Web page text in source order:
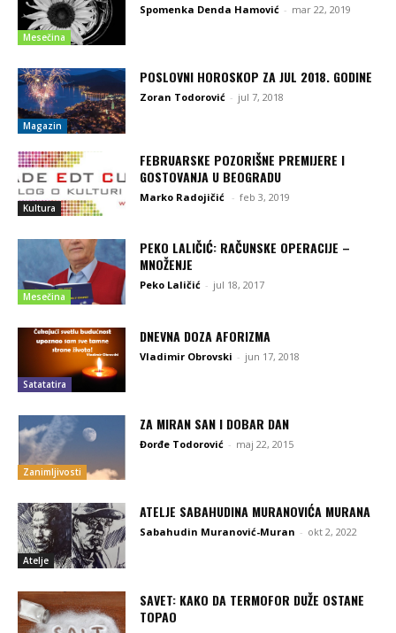
Mesečina
Spomenka Denda Hamović - mar 22, 2019
Magazin
POSLOVNI HOROSKOP ZA JUL 2018. GODINE
Zoran Todorović - jul 7, 2018
Kultura
FEBRUARSKE POZORIŠNE PREMIJERE I
GOSTOVANJA U BEOGRADU
Marko Radojičić - feb 3, 2019
Mesečina
PEKO LALIČIĆ: RAČUNSKE OPERACIJE –
MNOŽENJE
Peko Laličić - jul 18, 2017
Satatatira
DNEVNA DOZA AFORIZMA
Vladimir Obrovski - jun 17, 2018
Zanimljivosti
ZA MIRAN SAN I DOBAR DAN
Đorđe Todorović - maj 22, 2015
Atelje
ATELJE SABAHUDINA MURANOVIĆA MURANA
Sabahudin Muranović-Muran - okt 2, 2022
SAVET: KAKO DA TERMOFOR DUŽE OSTANE
TOPAO